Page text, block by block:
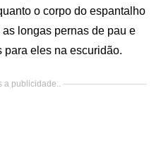
o corpo do espantalho
longas pernas de pau e
eles na escuridão.
a publicidade..